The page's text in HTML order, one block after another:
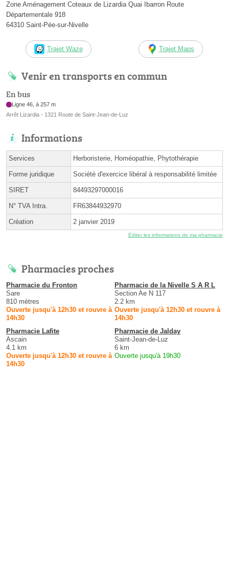
Zone Aménagement Coteaux de Lizardia Quai Ibarron Route
Départementale 918
64310 Saint-Pée-sur-Nivelle
Trajet Waze Trajet Maps
Venir en transports en commun
En bus
Ligne 46, à 257 m
Arrêt Lizardia - 1321 Route de Saint-Jean-de-Luz
Informations
Services Herboristerie, Homéopathie, Phytothérapie
Forme juridique Société d'exercice libéral à responsabilité limitée
SIRET 84493297000016
N° TVA Intra. FR63844932970
Création 2 janvier 2019
Éditer les informations de ma pharmacie
Pharmacies proches
Pharmacie du Fronton
Sare
810 mètres
Ouverte jusqu'à 12h30 et rouvre à
14h30
Pharmacie de la Nivelle S A R L
Section Ae N 117
2.2 km
Ouverte jusqu'à 12h30 et rouvre à
14h30
Pharmacie Lafite
Ascain
4.1 km
Ouverte jusqu'à 12h30 et rouvre à
14h30
Pharmacie de Jalday
Saint-Jean-de-Luz
6 km
Ouverte jusqu'à 19h30